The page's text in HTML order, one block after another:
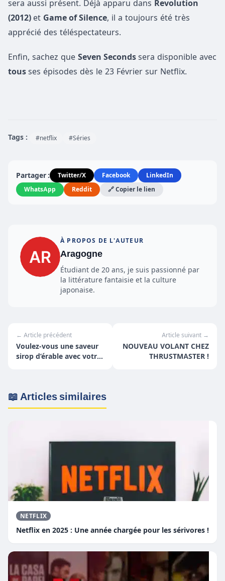
sera aussi présent. Déjà apparu dans Revolution
(2012) et Game of Silence, il a toujours été très
apprécié des téléspectateurs.
Enfin, sachez que Seven Seconds sera disponible avec
tous ses épisodes dès le 23 Février sur Netflix.
Tags : #netflix #Séries
Partager : Twitter/X Facebook
LinkedIn
WhatsApp
Reddit 🔗 Copier le lien
À PROPOS DE L'AUTEUR
Aragogne
Étudiant de 20 ans, je suis passionné par
la littérature fantaisie et la culture
japonaise.
← Article précédent
Voulez-vous une saveur
sirop d’érable avec votre
Article suivant →
NOUVEAU VOLANT CHEZ
THRUSTMASTER !
📖 Articles similaires
NETFLIX
Netflix en 2025 : Une année chargée pour les sérivores !